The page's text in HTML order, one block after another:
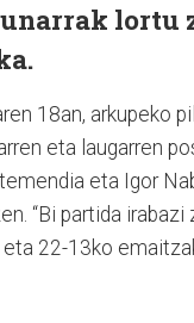
lortu
18an, arkupeko
eta laugarren
eta Igor
“Bi partida
22-13ko